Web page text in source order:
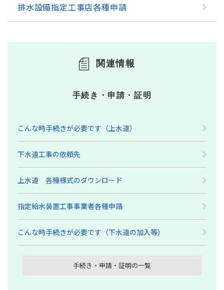
排水設備指定工事店各種申請
関連情報
手続き・申請・証明
こんな時手続きが必要です（上水道）
下水道工事の依頼先
上水道 各種様式のダウンロード
指定給水装置工事事業者各種申請
こんな時手続きが必要です（下水道の加入等）
手続き・申請・証明の一覧